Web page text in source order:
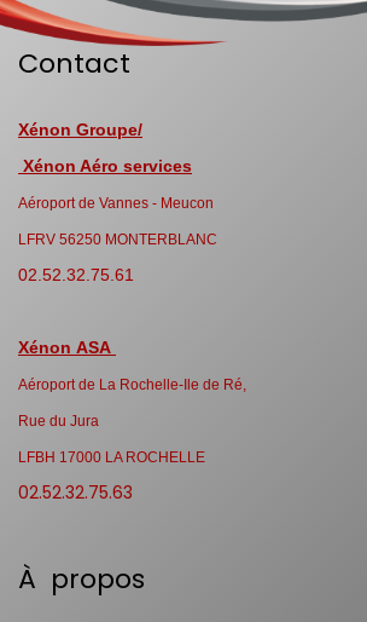
Contact
Xénon Groupe/
Xénon Aéro services
Aéroport de Vannes - Meucon
LFRV 56250 MONTERBLANC
02.52.32.75.61
Xénon ASA
Aéroport de La Rochelle-Ile de Ré,
Rue du Jura
LFBH 17000 LA ROCHELLE
02.52.32.75.63
À propos